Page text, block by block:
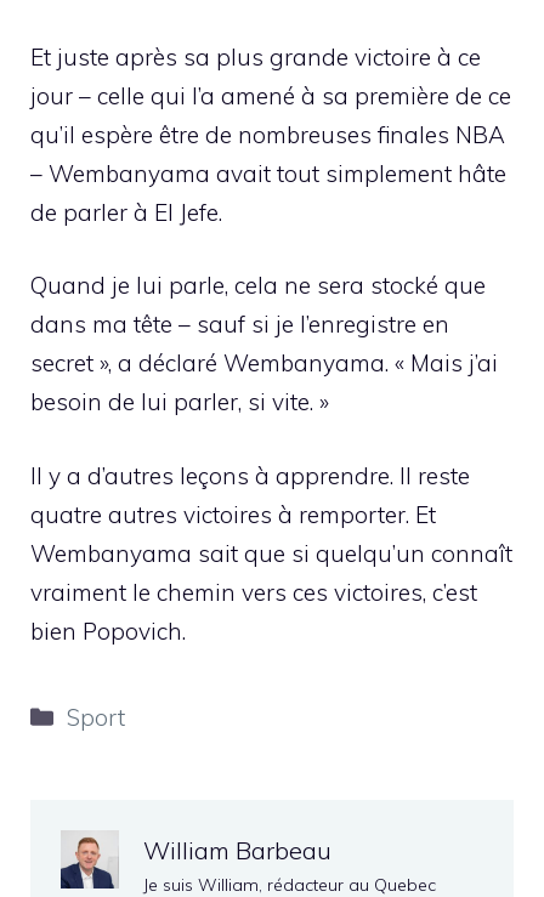
Et juste après sa plus grande victoire à ce
jour – celle qui l’a amené à sa première de ce
qu’il espère être de nombreuses finales NBA
– Wembanyama avait tout simplement hâte
de parler à El Jefe.
Quand je lui parle, cela ne sera stocké que
dans ma tête – sauf si je l’enregistre en
secret », a déclaré Wembanyama. « Mais j’ai
besoin de lui parler, si vite. »
Il y a d’autres leçons à apprendre. Il reste
quatre autres victoires à remporter. Et
Wembanyama sait que si quelqu’un connaît
vraiment le chemin vers ces victoires, c’est
bien Popovich.
Catégories
Sport
William Barbeau
Je suis William, rédacteur au Quebec